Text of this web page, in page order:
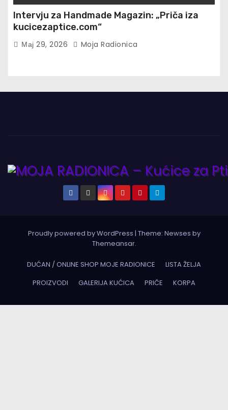
Intervju za Handmade Magazin: „Priča iza
kucicezaptice.com“
Мај 29, 2026 Moja Radionica
Proudly powered by WordPress | Theme: Newses by
Themeansar.
DUĆAN / ONLINE SHOP MOJE RADIONICE
LISTA ŽELJA
PROIZVODI
GALERIJA KUĆICA PRIČE KORPA